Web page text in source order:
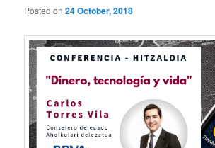
Posted on24 October, 2018